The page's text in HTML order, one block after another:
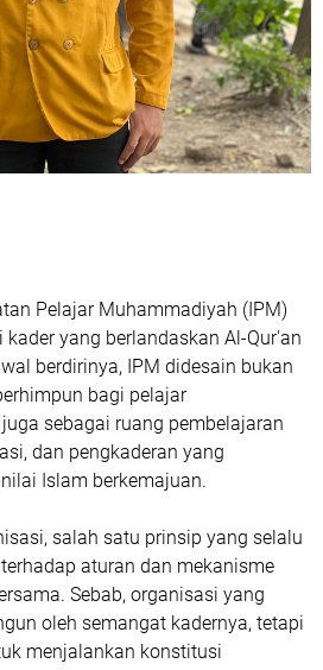
Pelajar Muhammadiyah (IPM)
yang berlandaskan Al-Qur'an
berdirinya, IPM didesain bukan
bagi pelajar
sebagai ruang pembelajaran
dan pengkaderan yang
Islam berkemajuan.
salah satu prinsip yang selalu
aturan dan mekanisme
Sebab, organisasi yang
oleh semangat kadernya, tetapi
menjalankan konstitusi